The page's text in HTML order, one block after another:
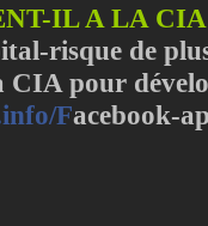
IL A LA
risque de
CIA pour
Facebook-